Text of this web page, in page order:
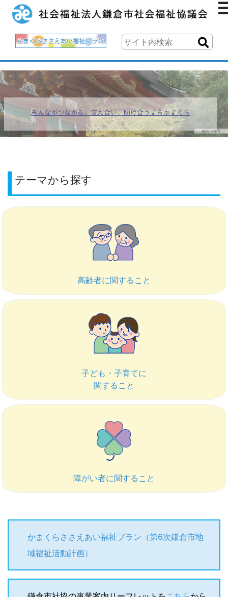
みんながつながる、支え合い、助け合うまちかまくら
みんながつながる、支え合い、助け合うまちかまくら
テーマから探す
高齢者に関すること
子ども・子育てに
関すること
障がい者に関すること
かまくらささえあい福祉プラン（第6次鎌倉市地
域福祉活動計画）